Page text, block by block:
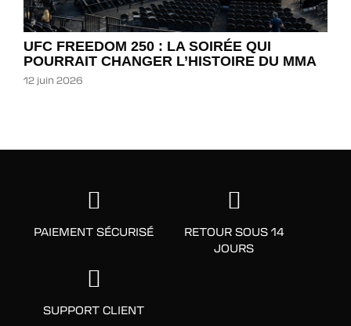
UFC FREEDOM 250 : LA SOIRÉE QUI
POURRAIT CHANGER L’HISTOIRE DU MMA
12 juin 2026
PAIEMENT SÉCURISÉ
RETOUR SOUS 14
JOURS
SUPPORT CLIENT